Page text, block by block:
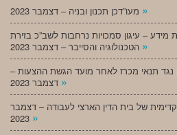
»
מידע – עיגון סמכויות נרחבות לשב”כ בזירת
»
נגד תנאי מכרז לאחר מועד הגשת ההצעות –
»
של בית הדין הארצי לעבודה – דצמבר
»